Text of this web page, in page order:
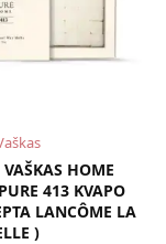
HOME
413 KVAPO
LANCÔME LA
)